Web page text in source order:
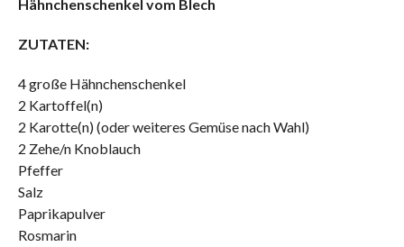
Hähnchenschenkel vom Blech
ZUTATEN:
4 große Hähnchenschenkel
2 Kartoffel(n)
2 Karotte(n) (oder weiteres Gemüse nach Wahl)
2 Zehe/n Knoblauch
Pfeffer
Salz
Paprikapulver
Rosmarin